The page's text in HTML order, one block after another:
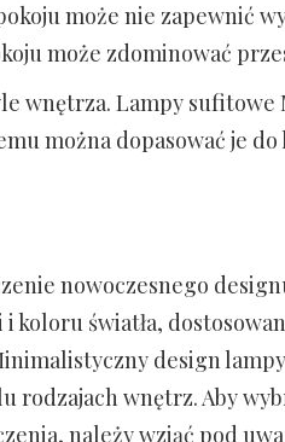
może nie zapewnić
może zdominować
wnętrza. Lampy sufitowe
można dopasować je
nowoczesnego
koloru światła,
design
rodzajach wnętrz. Aby
należy wziąć pod